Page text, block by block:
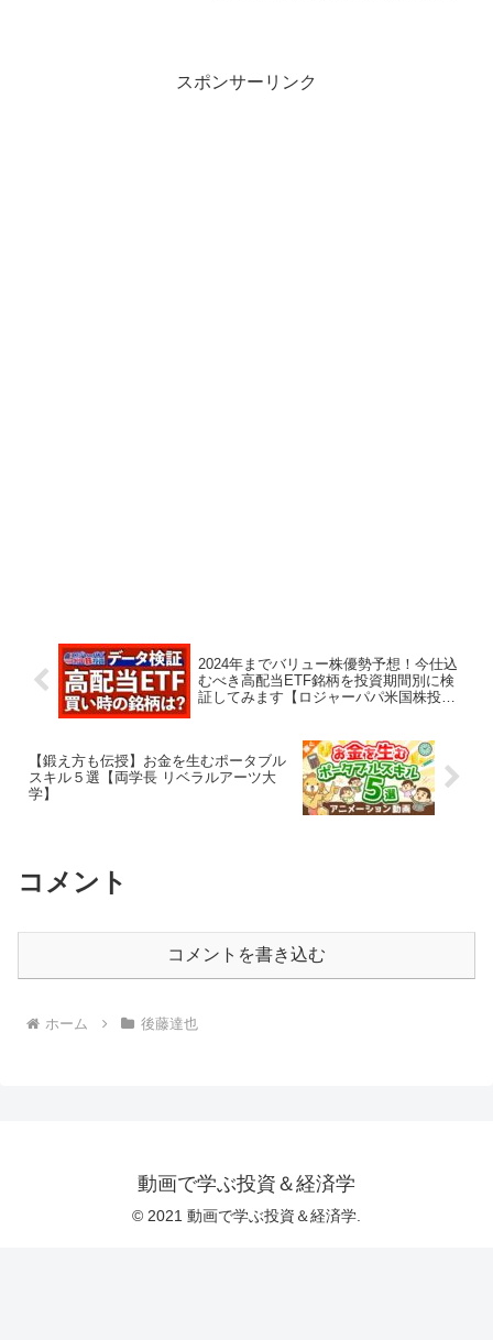
スポンサーリンク
2024年までバリュー株優勢予想！今仕込
むべき高配当ETF銘柄を投資期間別に検
証してみます【ロジャーパパ米国株投
【鍛え方も伝授】お金を生むポータブル
スキル５選【両学長 リベラルアーツ大
学】
コメント
コメントを書き込む
ホーム 後藤達也
動画で学ぶ投資＆経済学
© 2021 動画で学ぶ投資＆経済学.